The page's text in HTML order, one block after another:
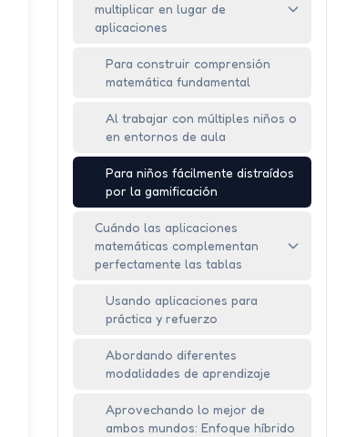
multiplicar en lugar de
aplicaciones
Para construir comprensión
matemática fundamental
Al trabajar con múltiples niños o
en entornos de aula
Para niños fácilmente distraídos
por la gamificación
Cuándo las aplicaciones
matemáticas complementan
perfectamente las tablas
Usando aplicaciones para
práctica y refuerzo
Abordando diferentes
modalidades de aprendizaje
Aprovechando lo mejor de
ambos mundos: Enfoque híbrido